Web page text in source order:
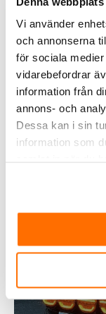
Vi använder
och annonserna
för sociala
vidarebefordrar
information från
annons- och
Dessa kan i sin
information som